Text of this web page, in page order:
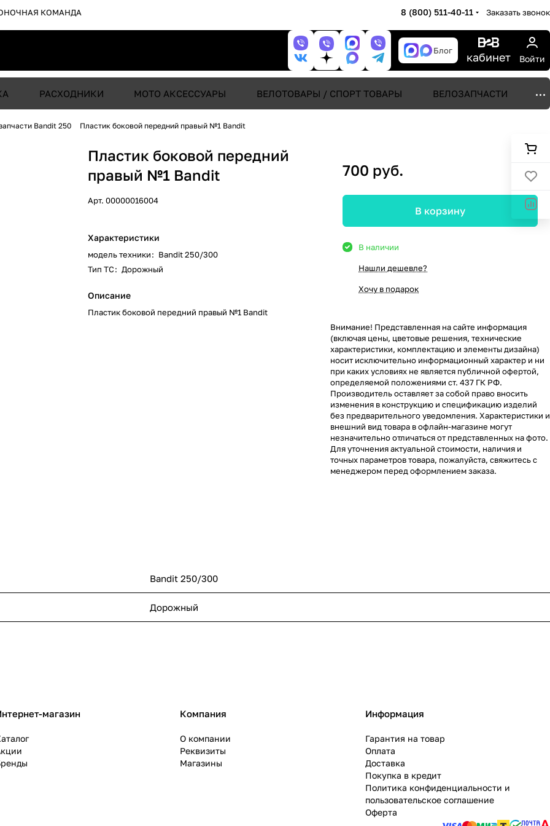
КОМАНДА 8 (800) 511-40-11 Заказать звонок
Блог кабинет Войти
РАСХОДНИКИ МОТО АКСЕССУАРЫ ВЕЛОТОВАРЫ / СПОРТ ТОВАРЫ ВЕЛОЗАПЧАСТИ
Bandit 250 Пластик боковой передний правый №1 Bandit
Пластик боковой передний
правый №1 Bandit
Арт.00000016004
Характеристики
модель техники: Bandit 250/300
Тип ТС: Дорожный
Описание
Пластик боковой передний правый №1 Bandit
700 руб.
В корзину
В наличии
Нашли дешевле?
Хочу в подарок
Внимание! Представленная на сайте информация
(включая цены, цветовые решения, технические
характеристики, комплектацию и элементы дизайна)
носит исключительно информационный характер и ни
при каких условиях не является публичной офертой,
определяемой положениями ст. 437 ГК РФ.
Производитель оставляет за собой право вносить
изменения в конструкцию и спецификацию изделий
без предварительного уведомления. Характеристики и
внешний вид товара в офлайн-магазине могут
незначительно отличаться от представленных на фото.
Для уточнения актуальной стоимости, наличия и
точных параметров товара, пожалуйста, свяжитесь с
менеджером перед оформлением заказа.
Bandit 250/300
Дорожный
магазин Компания
О компании
Реквизиты
Магазины
Информация
Гарантия на товар
Оплата
Доставка
Покупка в кредит
Политика конфиденциальности и
пользовательское соглашение
Оферта